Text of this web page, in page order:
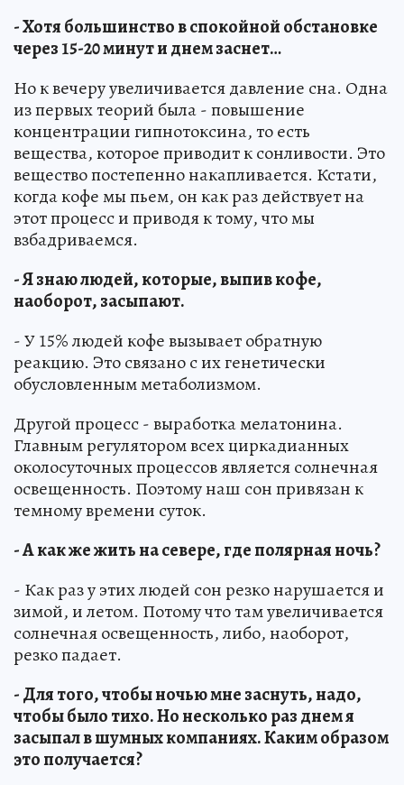
- Хотя большинство в спокойной обстановке
через 15-20 минут и днем заснет…
Но к вечеру увеличивается давление сна. Одна
из первых теорий была - повышение
концентрации гипнотоксина, то есть
вещества, которое приводит к сонливости. Это
вещество постепенно накапливается. Кстати,
когда кофе мы пьем, он как раз действует на
этот процесс и приводя к тому, что мы
взбадриваемся.
- Я знаю людей, которые, выпив кофе,
наоборот, засыпают.
- У 15% людей кофе вызывает обратную
реакцию. Это связано с их генетически
обусловленным метаболизмом.
Другой процесс - выработка мелатонина.
Главным регулятором всех циркадианных
околосуточных процессов является солнечная
освещенность. Поэтому наш сон привязан к
темному времени суток.
- А как же жить на севере, где полярная ночь?
- Как раз у этих людей сон резко нарушается и
зимой, и летом. Потому что там увеличивается
солнечная освещенность, либо, наоборот,
резко падает.
- Для того, чтобы ночью мне заснуть, надо,
чтобы было тихо. Но несколько раз днем я
засыпал в шумных компаниях. Каким образом
это получается?